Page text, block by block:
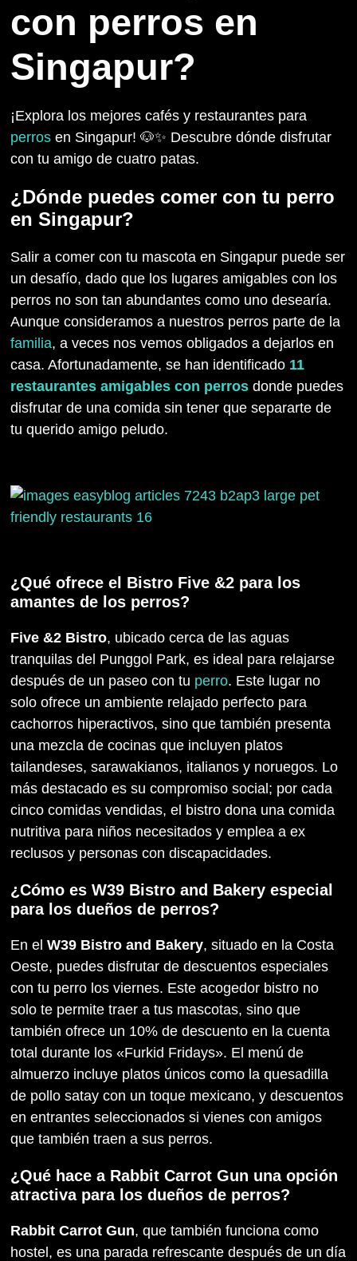
con perros en
Singapur?
¡Explora los mejores cafés y restaurantes para
perros en Singapur! 🐶✨ Descubre dónde disfrutar
con tu amigo de cuatro patas.
¿Dónde puedes comer con tu perro
en Singapur?
Salir a comer con tu mascota en Singapur puede ser
un desafío, dado que los lugares amigables con los
perros no son tan abundantes como uno desearía.
Aunque consideramos a nuestros perros parte de la
familia, a veces nos vemos obligados a dejarlos en
casa. Afortunadamente, se han identificado 11
restaurantes amigables con perros donde puedes
disfrutar de una comida sin tener que separarte de
tu querido amigo peludo.
¿Qué ofrece el Bistro Five &2 para los
amantes de los perros?
Five &2 Bistro, ubicado cerca de las aguas
tranquilas del Punggol Park, es ideal para relajarse
después de un paseo con tu perro. Este lugar no
solo ofrece un ambiente relajado perfecto para
cachorros hiperactivos, sino que también presenta
una mezcla de cocinas que incluyen platos
tailandeses, sarawakianos, italianos y noruegos. Lo
más destacado es su compromiso social; por cada
cinco comidas vendidas, el bistro dona una comida
nutritiva para niños necesitados y emplea a ex
reclusos y personas con discapacidades.
¿Cómo es W39 Bistro and Bakery especial
para los dueños de perros?
En elW39 Bistro and Bakery, situado en la Costa
Oeste, puedes disfrutar de descuentos especiales
con tu perro los viernes. Este acogedor bistro no
solo te permite traer a tus mascotas, sino que
también ofrece un 10% de descuento en la cuenta
total durante los «Furkid Fridays». El menú de
almuerzo incluye platos únicos como la quesadilla
de pollo satay con un toque mexicano, y descuentos
en entrantes seleccionados si vienes con amigos
que también traen a sus perros.
¿Qué hace a Rabbit Carrot Gun una opción
atractiva para los dueños de perros?
Rabbit Carrot Gun, que también funciona como
hostel, es una parada refrescante después de un día